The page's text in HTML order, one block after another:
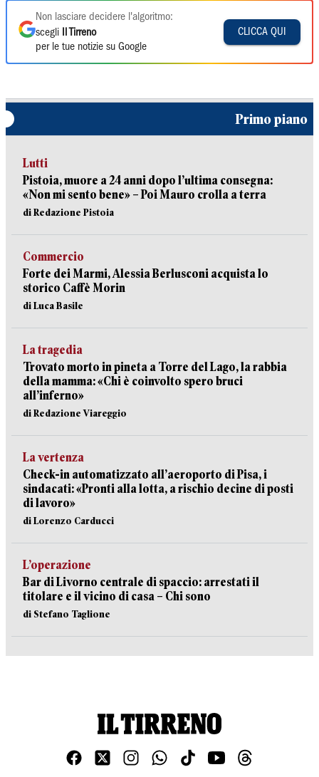
Non lasciare decidere l'algoritmo:
scegli
Il Tirreno
per le tue notizie su Google
CLICCA QUI
Primo piano
Lutti
Pistoia, muore a 24 anni dopo l’ultima consegna:
«Non mi sento bene» – Poi Mauro crolla a terra
di Redazione Pistoia
Commercio
Forte dei Marmi, Alessia Berlusconi acquista lo
storico Caffè Morin
di Luca Basile
La tragedia
Trovato morto in pineta a Torre del Lago, la rabbia
della mamma: «Chi è coinvolto spero bruci
all’inferno»
di Redazione Viareggio
La vertenza
Check-in automatizzato all’aeroporto di Pisa, i
sindacati: «Pronti alla lotta, a rischio decine di posti
di lavoro»
di Lorenzo Carducci
L’operazione
Bar di Livorno centrale di spaccio: arrestati il
titolare e il vicino di casa – Chi sono
di Stefano Taglione